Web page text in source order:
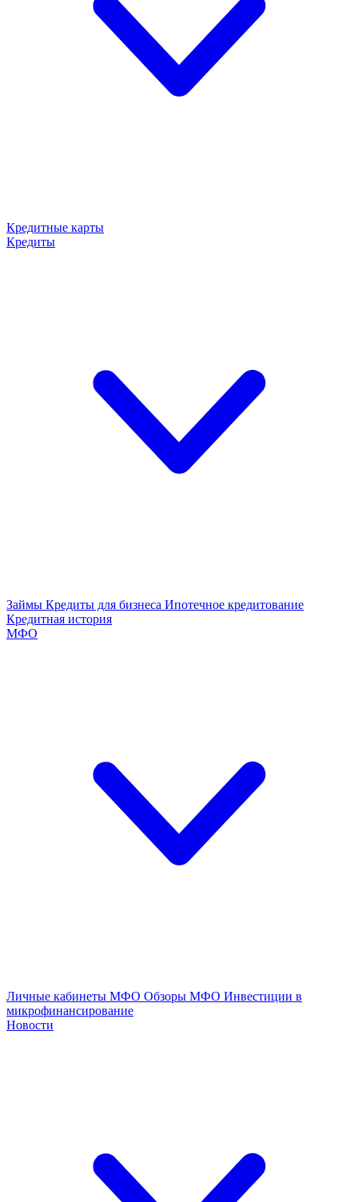
Кредитные карты
Кредиты
Займы Кредиты для бизнеса Ипотечное кредитование
Кредитная история
МФО
Личные кабинеты МФО Обзоры МФО Инвестиции в
микрофинансирование
Новости